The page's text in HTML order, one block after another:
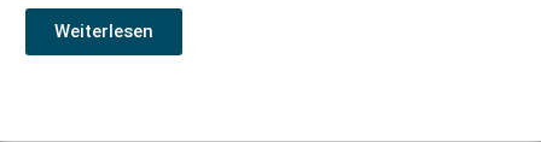
Weiterlesen